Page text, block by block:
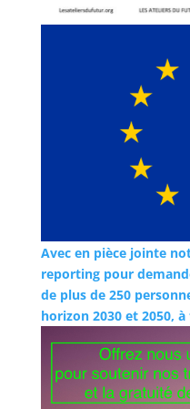
Avec en pièce jointe
reporting pour
de plus de 250
horizon 2030 et 2050,